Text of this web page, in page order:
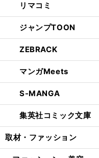
リマコミ
ジャンプTOON
ZEBRACK
マンガMeets
S-MANGA
集英社コミック文庫
取材・ファッション